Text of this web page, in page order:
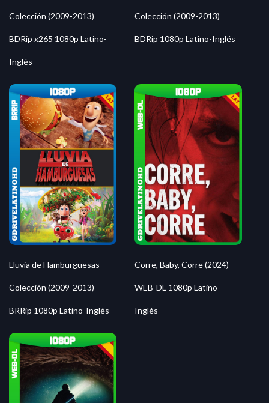
Colección (2009-2013)
BDRip x265 1080p Latino-
Inglés
Colección (2009-2013)
BDRip 1080p Latino-Inglés
Lluvia de Hamburguesas –
Colección (2009-2013)
BRRip 1080p Latino-Inglés
Corre, Baby, Corre (2024)
WEB-DL 1080p Latino-
Inglés